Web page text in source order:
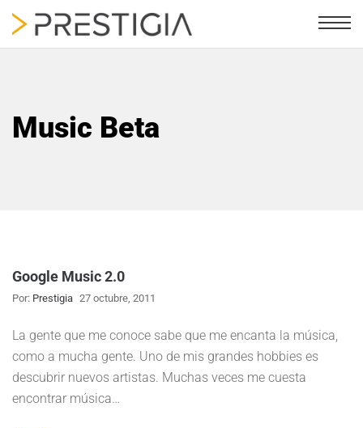
Music Beta
Google Music 2.0
Por: Prestigia 27 octubre, 2011
La gente que me conoce sabe que me encanta la música,
como a mucha gente. Uno de mis grandes hobbies es
descubrir nuevos artistas. Muchas veces me cuesta
encontrar música…